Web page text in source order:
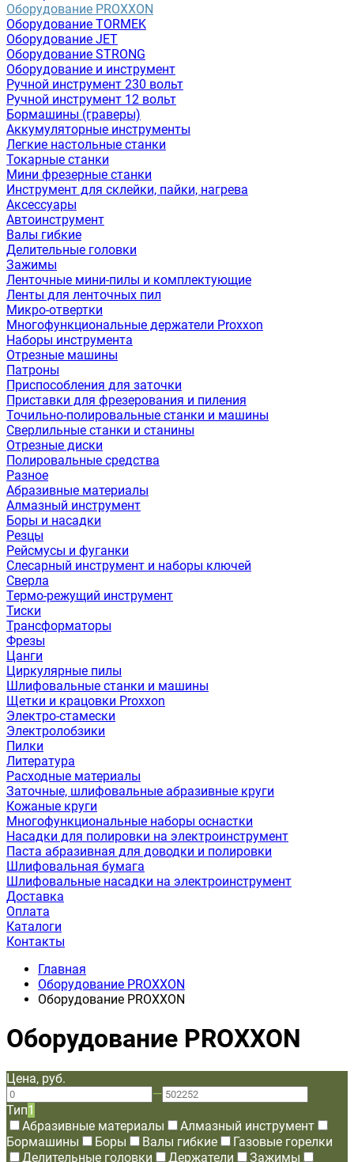
Оборудование PROXXON
Оборудование TORMEK
Оборудование JET
Оборудование STRONG
Оборудование и инструмент
Ручной инструмент 230 вольт
Ручной инструмент 12 вольт
Бормашины (граверы)
Аккумуляторные инструменты
Легкие настольные станки
Токарные станки
Мини фрезерные станки
Инструмент для склейки, пайки, нагрева
Аксессуары
Автоинструмент
Валы гибкие
Делительные головки
Зажимы
Ленточные мини-пилы и комплектующие
Ленты для ленточных пил
Микро-отвертки
Многофункциональные держатели Proxxon
Наборы инструмента
Отрезные машины
Патроны
Приспособления для заточки
Приставки для фрезерования и пиления
Точильно-полировальные станки и машины
Сверлильные станки и станины
Отрезные диски
Полировальные средства
Разное
Абразивные материалы
Алмазный инструмент
Боры и насадки
Резцы
Рейсмусы и фуганки
Слесарный инструмент и наборы ключей
Сверла
Термо-режущий инструмент
Тиски
Трансформаторы
Фрезы
Цанги
Циркулярные пилы
Шлифовальные станки и машины
Щетки и крацовки Proxxon
Электро-стамески
Электролобзики
Пилки
Литература
Расходные материалы
Заточные, шлифовальные абразивные круги
Кожаные круги
Многофункциональные наборы оснастки
Насадки для полировки на электроинструмент
Паста абразивная для доводки и полировки
Шлифовальная бумага
Шлифовальные насадки на электроинструмент
Доставка
Оплата
Каталоги
Контакты
Главная
Оборудование PROXXON
Оборудование PROXXON
Оборудование PROXXON
Цена, руб.
—
Тип1
Абразивные материалы
Алмазный инструмент
Бормашины
Боры Валы гибкие
Газовые горелки
Делительные головки
Держатели Зажимы